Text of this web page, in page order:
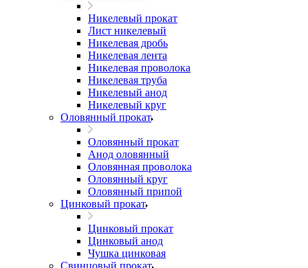
Никелевый прокат
Лист никелевый
Никелевая дробь
Никелевая лента
Никелевая проволока
Никелевая труба
Никелевый анод
Никелевый круг
Оловянный прокат
Оловянный прокат
Анод оловянный
Оловянная проволока
Оловянный круг
Оловянный припой
Цинковый прокат
Цинковый прокат
Цинковый анод
Чушка цинковая
Свинцовый прокат